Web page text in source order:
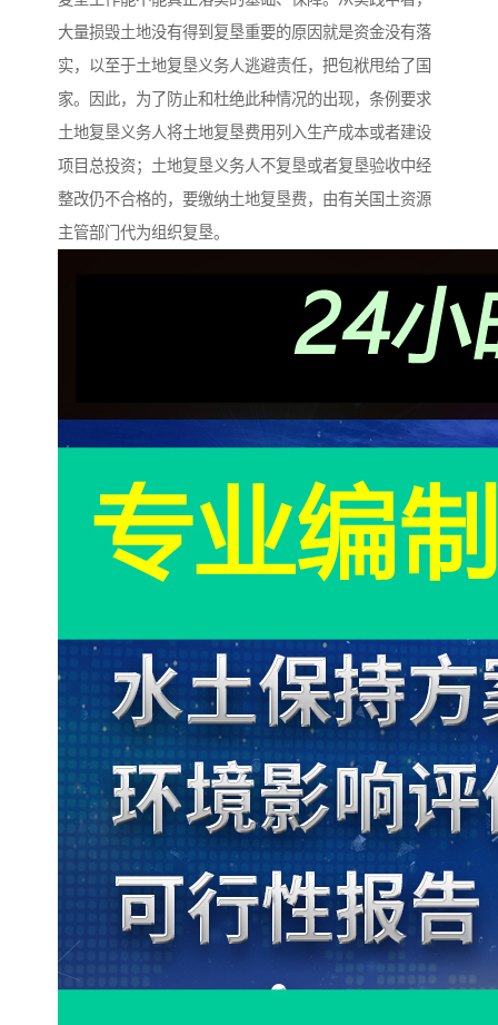
大量损毁土地没有得到复垦重要的原因就是资金没有落
实，以至于土地复垦义务人逃避责任，把包袱甩给了国
家。因此，为了防止和杜绝此种情况的出现，条例要求
土地复垦义务人将土地复垦费用列入生产成本或者建设
项目总投资；土地复垦义务人不复垦或者复垦验收中经
整改仍不合格的，要缴纳土地复垦费，由有关国土资源
主管部门代为组织复垦。